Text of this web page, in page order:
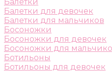
Балетки для девочек
Балетки для мальчиков
Босоножки
Босоножки для девочек
Босоножки для
Ботильоны
Ботильоны для девочек